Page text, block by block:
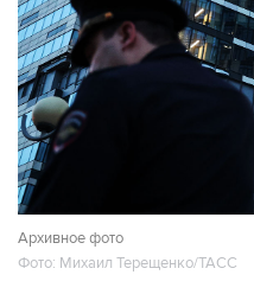
Архивное фото
Фото: Михаил Терещенко/ТАСС